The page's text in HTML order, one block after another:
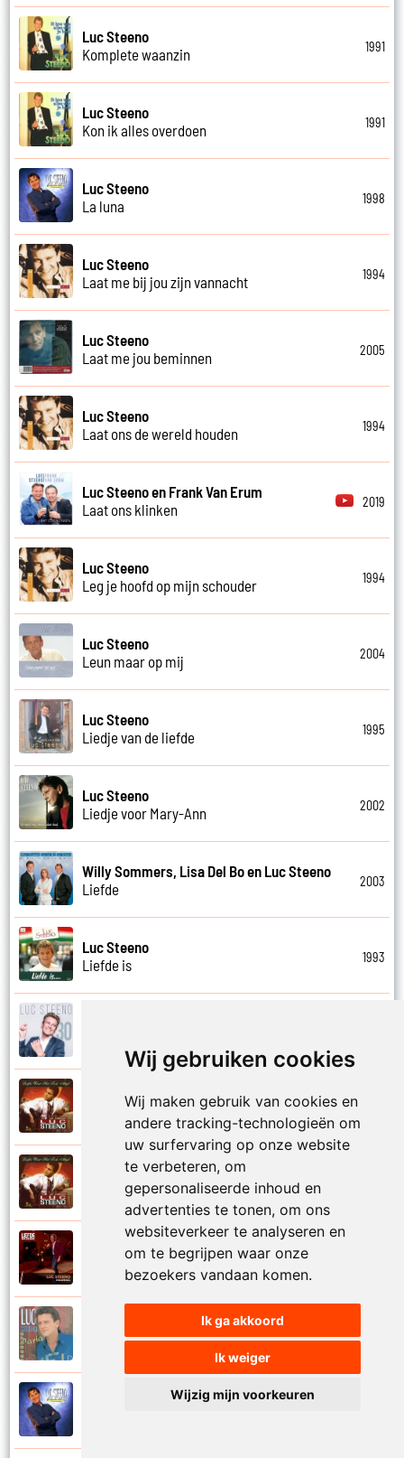
Wij gebruiken cookies
Wij maken gebruik van cookies en
andere tracking-technologieën om
uw surfervaring op onze website
te verbeteren, om
gepersonaliseerde inhoud en
advertenties te tonen, om ons
websiteverkeer te analyseren en
om te begrijpen waar onze
bezoekers vandaan komen.
Ik ga akkoord
Ik weiger
Wijzig mijn voorkeuren
Luc Steeno
Komplete waanzin
1991
Luc Steeno
Kon ik alles overdoen
1991
Luc Steeno
La luna
1998
Luc Steeno
Laat me bij jou zijn vannacht
1994
Luc Steeno
Laat me jou beminnen
2005
Luc Steeno
Laat ons de wereld houden
1994
Luc Steeno en Frank Van Erum
Laat ons klinken
2019
Luc Steeno
Leg je hoofd op mijn schouder
1994
Luc Steeno
Leun maar op mij
2004
Luc Steeno
Liedje van de liefde
1995
Luc Steeno
Liedje voor Mary-Ann
2002
Willy Sommers, Lisa Del Bo en Luc Steeno
Liefde
2003
Luc Steeno
Liefde is
1993
Luc Steeno
Liefde op het eerste zicht
Luc Steeno
Liefde wint het toch altijd
Luc Steeno
Maandag